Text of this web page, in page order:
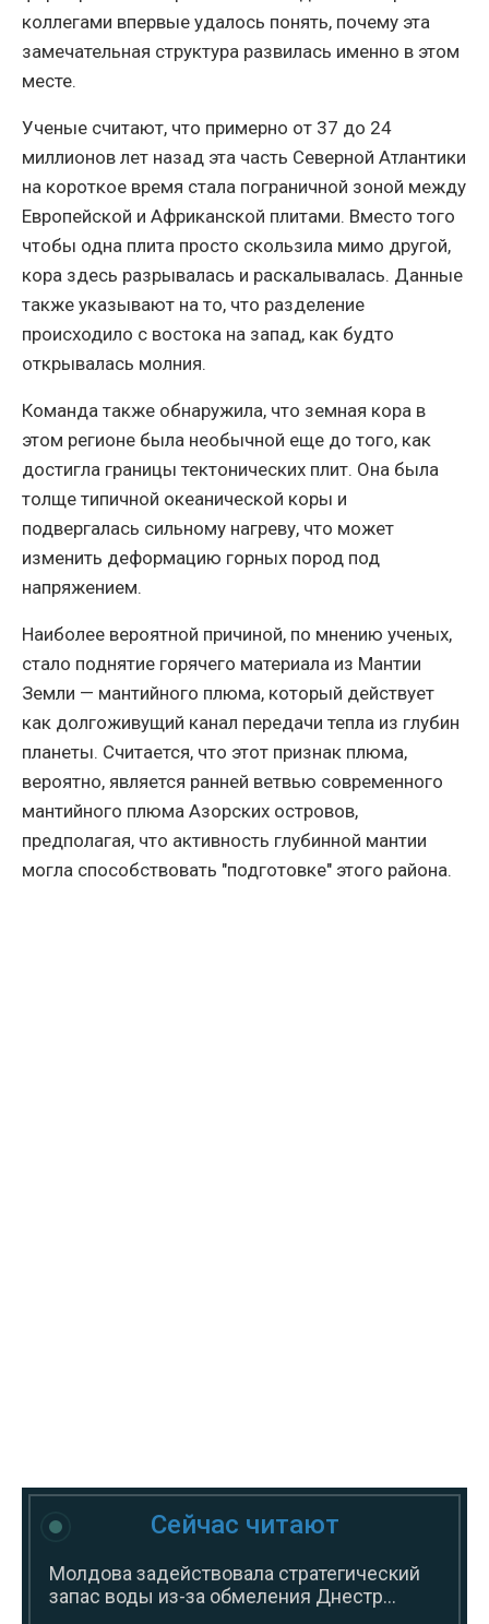
коллегами впервые удалось понять, почему эта
замечательная структура развилась именно в этом
месте.
Ученые считают, что примерно от 37 до 24
миллионов лет назад эта часть Северной Атлантики
на короткое время стала пограничной зоной между
Европейской и Африканской плитами. Вместо того
чтобы одна плита просто скользила мимо другой,
кора здесь разрывалась и раскалывалась. Данные
также указывают на то, что разделение
происходило с востока на запад, как будто
открывалась молния.
Команда также обнаружила, что земная кора в
этом регионе была необычной еще до того, как
достигла границы тектонических плит. Она была
толще типичной океанической коры и
подвергалась сильному нагреву, что может
изменить деформацию горных пород под
напряжением.
Наиболее вероятной причиной, по мнению ученых,
стало поднятие горячего материала из Мантии
Земли — мантийного плюма, который действует
как долгоживущий канал передачи тепла из глубин
планеты. Считается, что этот признак плюма,
вероятно, является ранней ветвью современного
мантийного плюма Азорских островов,
предполагая, что активность глубинной мантии
могла способствовать "подготовке" этого района.
Сейчас читают
Молдова задействовала стратегический
запас воды из-за обмеления Днестр...